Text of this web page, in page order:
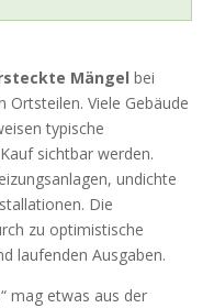
Mängel bei
Ortsteilen. Viele Gebäude
typische
sichtbar werden.
undichte
Die
zu optimistische
laufenden Ausgaben.
mag etwas aus der